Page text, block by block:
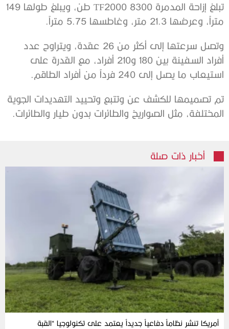
تبلغ إزاحة المدمرة TF2000 8300 طن، ويبلغ طولها 149
متراً، وعرضها 21.3 متر، وغاطسها 5.75 متراً.
وتصل سرعتها إلى أكثر من 26 عقدة، ويتراوح عدد
أفراد السفينة بين 180 و210 أفراد، مع القدرة على
استيعاب ما يصل إلى 240 فرداً من أفراد الطاقم.
تم تصميمها للكشف عن وتتبع وتحييد التهديدات الجوية
المختلفة، مثل الصواريخ والطائرات بدون طيار والطائرات.
أخبار ذات صلة
أمريكا تنشر نظاماً دفاعياً جديداً يعتمد على تكنولوجيا “القبة